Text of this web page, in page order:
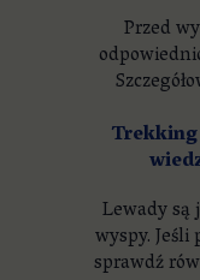
Przed
Lewady
wyspy.
sprawdź